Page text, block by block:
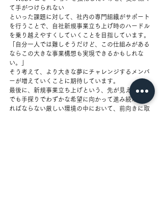
て手がつけられない
といった課題に対して、社内の専門組織がサポート
を行うことで、自社新規事業立ち上げ時のハードル
を乗り越えやすくしていくことを目指しています。
「自分一人では難しそうだけど、この仕組みがある
ならこの大きな事業構想も実現できるかもしれな
い。」
そう考えて、より大きな夢にチャレンジするメンバ
ーが増えていくことに期待しています。
最後に、新規事業立ち上げという、先が見えない中
でも手探りでわずかな希望に向かって進み続けなけ
ればならない厳しい環境の中において、前向きに取